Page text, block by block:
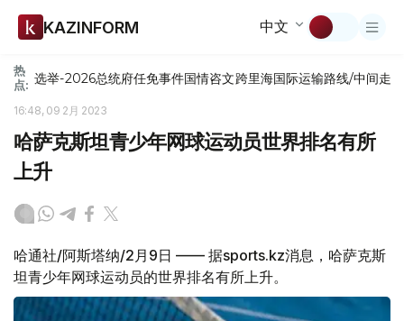
KAZINFORM 中文
热
点: 选举-2026总统府任免事件国情咨文跨里海国际运输路线/中间走廊
16:48, 09 2月 2023
哈萨克斯坦青少年网球运动员世界排名有所
上升
哈通社/阿斯塔纳/2月9日 —— 据sports.kz消息，哈萨克斯
坦青少年网球运动员的世界排名有所上升。